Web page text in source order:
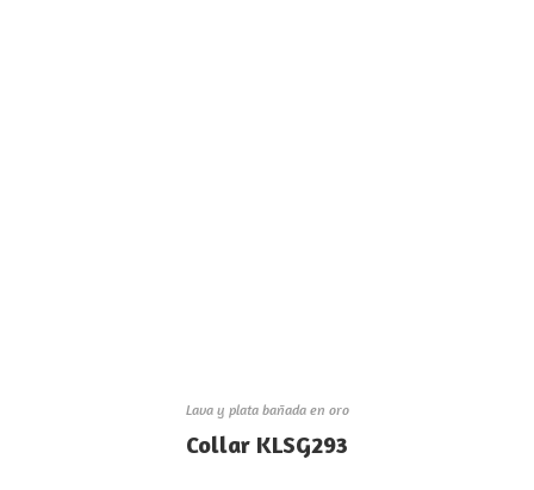
Lava y plata bañada en oro
Collar KLSG293